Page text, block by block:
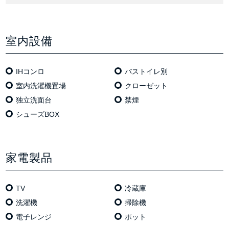
室内設備
IHコンロ
バストイレ別
室内洗濯機置場
クローゼット
独⽴洗⾯台
禁煙
シューズBOX
家電製品
TV
冷蔵庫
洗濯機
掃除機
電⼦レンジ
ポット